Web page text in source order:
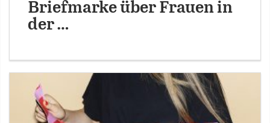
Briefmarke über Frauen in
der …